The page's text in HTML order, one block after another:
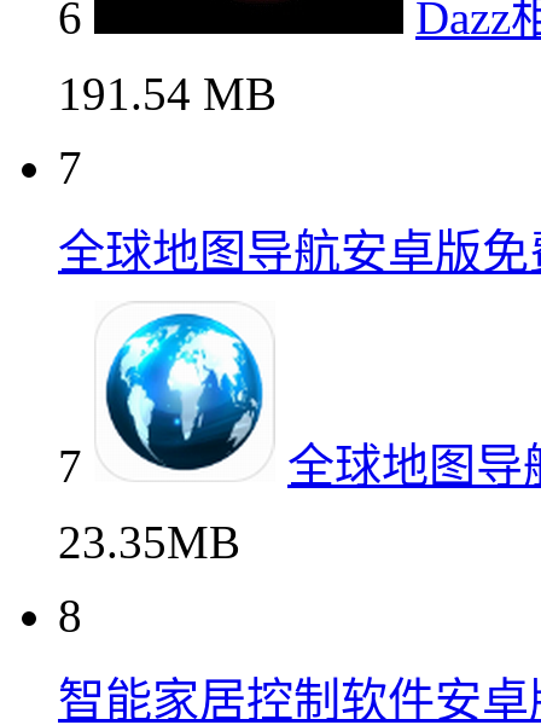
6
Dazz
191.54 MB
7
全球地图导航安卓版
7
全球地图导
23.35MB
8
智能家居控制软件安